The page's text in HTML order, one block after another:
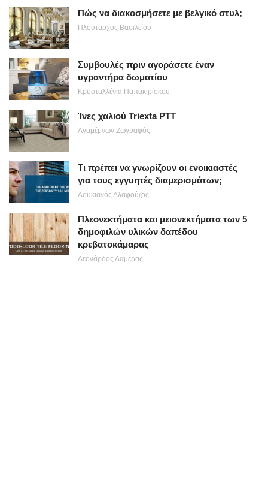
Πώς να διακοσμήσετε με βελγικό στυλ;
Πλούταρχος Βασιλείου
Συμβουλές πριν αγοράσετε έναν
υγραντήρα δωματίου
Κρυσταλλένια Παπακιρίσκου
Ίνες χαλιού Triexta PTT
Αγαμέμνων Ζωγραφός
Τι πρέπει να γνωρίζουν οι ενοικιαστές
για τους εγγυητές διαμερισμάτων;
Λουκιανός Αλαφούζος
Πλεονεκτήματα και μειονεκτήματα των 5
δημοφιλών υλικών δαπέδου
κρεβατοκάμαρας
Λεονάρδος Λαμέρας